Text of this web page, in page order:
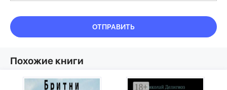
ОТПРАВИТЬ
Похожие книги